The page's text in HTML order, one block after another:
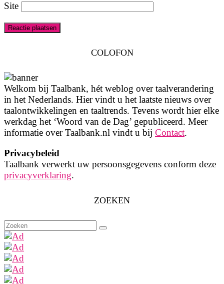
Site
COLOFON
Welkom bij Taalbank, hét weblog over taalverandering
in het Nederlands. Hier vindt u het laatste nieuws over
taalontwikkelingen en taaltrends. Tevens wordt hier elke
werkdag het ‘Woord van de Dag’ gepubliceerd. Meer
informatie over Taalbank.nl vindt u bij Contact.
Privacybeleid
Taalbank verwerkt uw persoonsgegevens conform deze
privacyverklaring.
ZOEKEN
Zoeken
naar: